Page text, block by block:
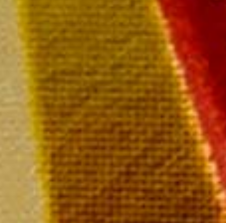
Paiement rapide et sécurisé
Livraison sous 72 heures
Livraison offerte à partir de
249 € TTC de commande
Champagne MAILLY Grand Cru
28 rue de la Libération – 51500 Mailly Champagne
Tél : 03 26 49 41 10
Nous contacter par email